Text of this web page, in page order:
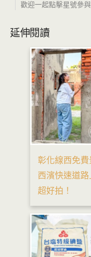
歡迎一起點擊星號參與
延伸閱讀
彰化線西免
西濱快速道
超好拍！